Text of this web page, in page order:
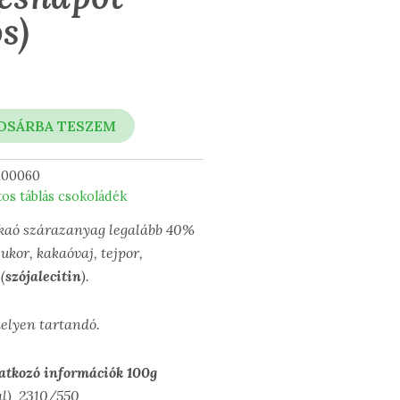
TESZEM
táblás csokoládék
szárazanyag legalább 40%
kakaóvaj, tejpor,
szójalecitin).
tartandó.
információk 100g
2310/550